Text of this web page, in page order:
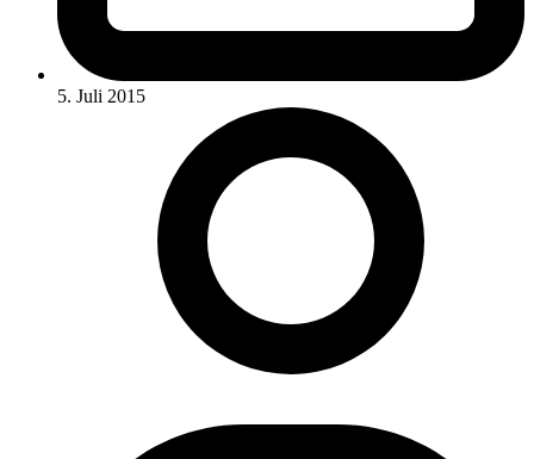
5. Juli 2015